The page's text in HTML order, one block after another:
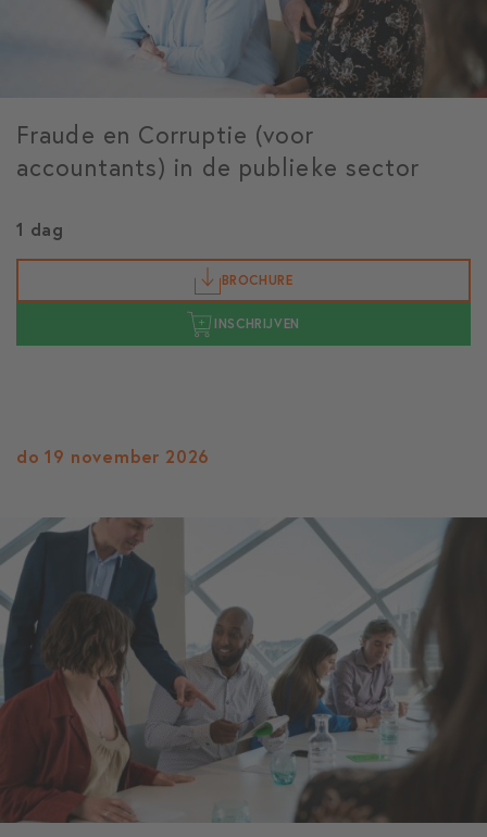
Fraude en Corruptie (voor
accountants) in de publieke sector
1 dag
BROCHURE
INSCHRIJVEN
do 19 november 2026